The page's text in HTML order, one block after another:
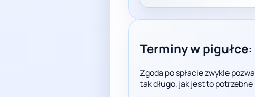
Terminy w
Zgoda po spłacie zwykle
tak długo, jak jest to